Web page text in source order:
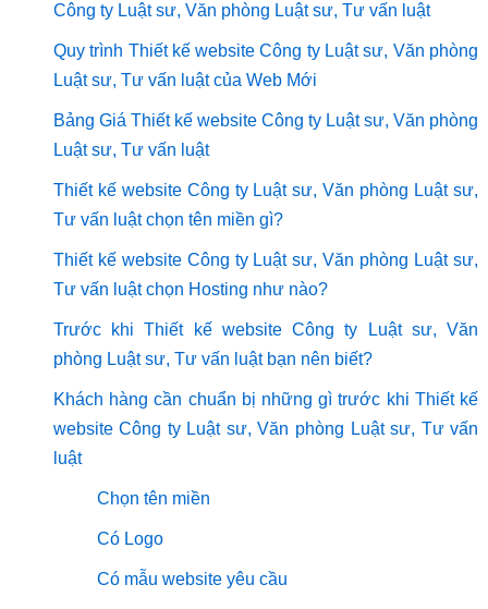
Công ty Luật sư, Văn phòng Luật sư, Tư vấn luật
Quy trình Thiết kế website Công ty Luật sư, Văn phòng
Luật sư, Tư vấn luật của Web Mới
Bảng Giá Thiết kế website Công ty Luật sư, Văn phòng
Luật sư, Tư vấn luật
Thiết kế website Công ty Luật sư, Văn phòng Luật sư,
Tư vấn luật chọn tên miền gì?
Thiết kế website Công ty Luật sư, Văn phòng Luật sư,
Tư vấn luật chọn Hosting như nào?
Trước khi Thiết kế website Công ty Luật sư, Văn
phòng Luật sư, Tư vấn luật bạn nên biết?
Khách hàng cần chuẩn bị những gì trước khi Thiết kế
website Công ty Luật sư, Văn phòng Luật sư, Tư vấn
luật
Chọn tên miền
Có Logo
Có mẫu website yêu cầu